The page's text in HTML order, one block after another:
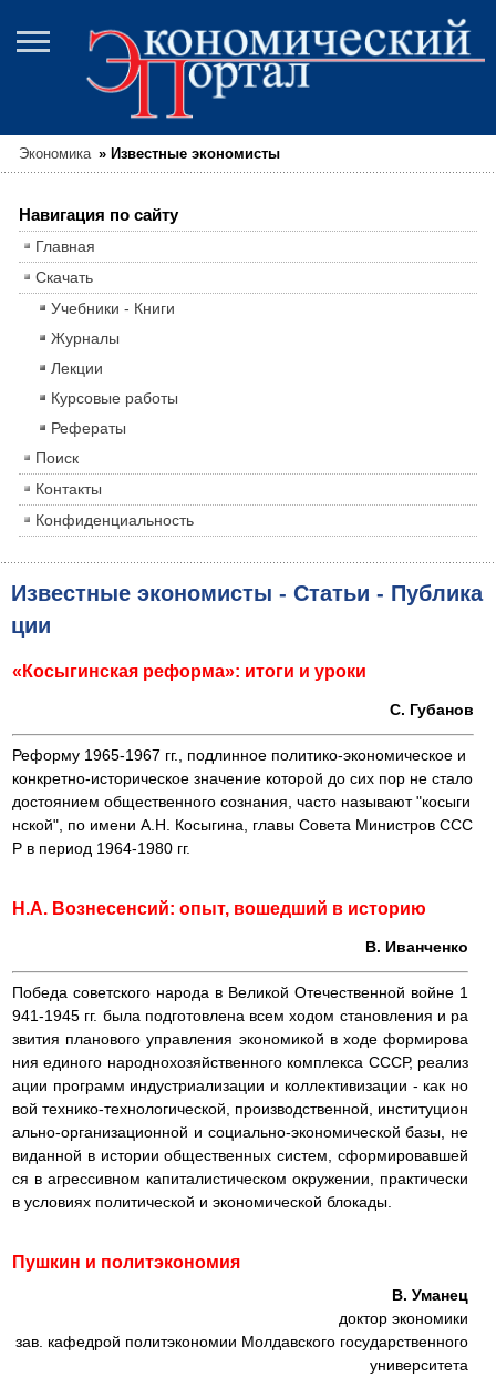
Экономика » Известные экономисты
Навигация по сайту
Главная
Скачать
Учебники - Книги
Журналы
Лекции
Курсовые работы
Рефераты
Поиск
Контакты
Конфиденциальность
Известные экономисты - Статьи - Публика
ции
«Косыгинская реформа»: итоги и уроки
С. Губанов
Реформу 1965-1967 гг., подлинное политико-экономическое и
конкретно-историческое значение которой до сих пор не стало
достоянием общественного сознания, часто называют "косыги
нской", по имени А.Н. Косыгина, главы Совета Министров ССС
Р в период 1964-1980 гг.
Н.А. Вознесенсий: опыт, вошедший в историю
В. Иванченко
Победа советского народа в Великой Отечественной войне 1
941-1945 гг. была подготовлена всем ходом становления и ра
звития планового управления экономикой в ходе формирова
ния единого народнохозяйственного комплекса СССР, реализ
ации программ индустриализации и коллективизации - как но
вой технико-технологической, производственной, институцион
ально-организационной и социально-экономической базы, не
виданной в истории общественных систем, сформировавшей
ся в агрессивном капиталистическом окружении, практически
в условиях политической и экономической блокады.
Пушкин и политэкономия
В. Уманец
доктор экономики
зав. кафедрой политэкономии Молдавского государственного
университета